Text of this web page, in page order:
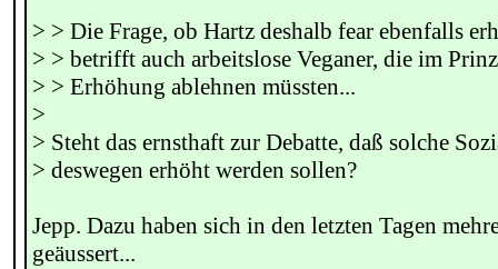
> > Die Frage, ob Hartz deshalb fear ebenfalls
> > betrifft auch arbeitslose Veganer, die im
> > Erhöhung ablehnen müssten...
>
> Steht das ernsthaft zur Debatte, daß solche
> deswegen erhöht werden sollen?
Jepp. Dazu haben sich in den letzten Tagen
geäussert...